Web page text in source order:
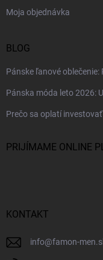
Moja objednávka
BLOG
Pánske ľanové
Pánska móda leto 2026:
Prečo sa oplatí investovať
PRIJÍMAME ONLINE
KONTAKT
info@famon-